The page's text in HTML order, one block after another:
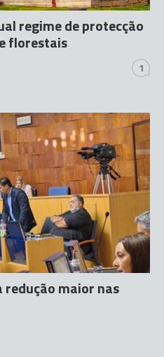
regime de protecção
florestais
1
redução maior nas